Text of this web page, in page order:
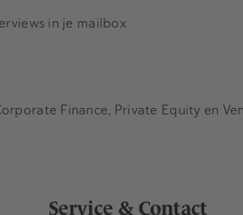
in je mailbox
Service & Contact
Finance, Private Equity en